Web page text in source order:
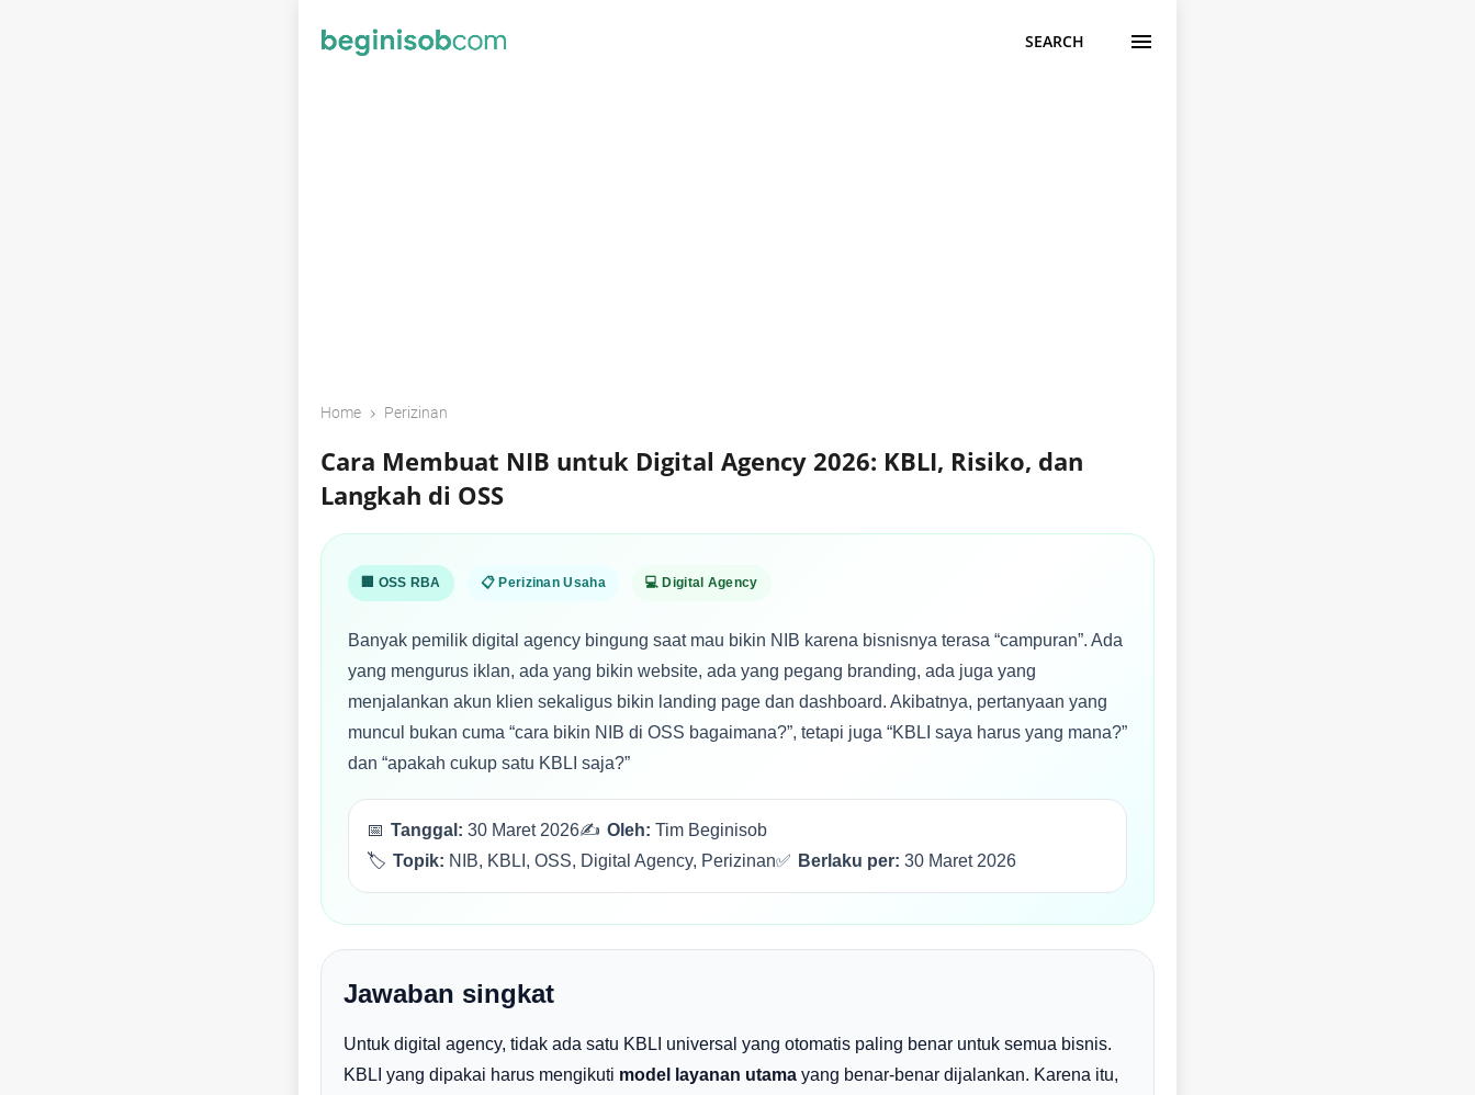
SEARCH
Home › Perizinan
Cara Membuat NIB untuk Digital Agency 2026: KBLI, Risiko, dan
Langkah di OSS
🏢 OSS RBA 📋 Perizinan Usaha 💻 Digital Agency
Banyak pemilik digital agency bingung saat mau bikin NIB karena bisnisnya terasa “campuran”. Ada
yang mengurus iklan, ada yang bikin website, ada yang pegang branding, ada juga yang
menjalankan akun klien sekaligus bikin landing page dan dashboard. Akibatnya, pertanyaan yang
muncul bukan cuma “cara bikin NIB di OSS bagaimana?”, tetapi juga “KBLI saya harus yang mana?”
dan “apakah cukup satu KBLI saja?”
📅 Tanggal: 30 Maret 2026✍️ Oleh: Tim Beginisob
🏷️ Topik: NIB, KBLI, OSS, Digital Agency, Perizinan✅ Berlaku per: 30 Maret 2026
Jawaban singkat
Untuk digital agency, tidak ada satu KBLI universal yang otomatis paling benar untuk semua bisnis.
KBLI yang dipakai harus mengikuti model layanan utama yang benar-benar dijalankan. Karena itu,